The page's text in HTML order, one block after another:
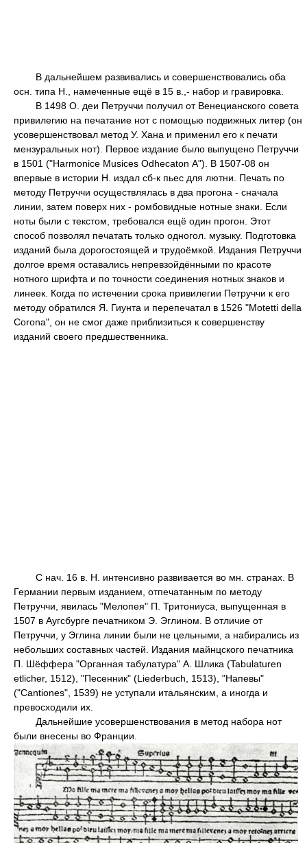
В дальнейшем развивались и совершенствовались оба
осн. типа Н., намеченные ещё в 15 в.,- набор и гравировка.
В 1498 О. деи Петруччи получил от Венецианского совета
привилегию на печатание нот с помощью подвижных литер (он
усовершенствовал метод У. Хана и применил его к печати
мензуральных нот). Первое издание было выпущено Петруччи
в 1501 ("Harmonice Musices Odhecaton А"). В 1507-08 он
впервые в истории Н. издал сб-к пьес для лютни. Печать по
методу Петруччи осуществлялась в два прогона - сначала
линии, затем поверх них - ромбовидные нотные знаки. Если
ноты были с текстом, требовался ещё один прогон. Этот
способ позволял печатать только одногол. музыку. Подготовка
изданий была дорогостоящей и трудоёмкой. Издания Петруччи
долгое время оставались непревзойдёнными по красоте
нотного шрифта и по точности соединения нотных знаков и
линеек. Когда по истечении срока привилегии Петруччи к его
методу обратился Я. Гиунта и перепечатал в 1526 "Motetti della
Corona", он не смог даже приблизиться к совершенству
изданий своего предшественника.
С нач. 16 в. Н. интенсивно развивается во мн. странах. В
Германии первым изданием, отпечатанным по методу
Петруччи, явилась "Мелопея" П. Тритониуса, выпущенная в
1507 в Аугсбурге печатником Э. Эглином. В отличие от
Петруччи, у Эглина линии были не цельными, а набирались из
небольших составных частей. Издания майнцского печатника
П. Шёффера "Органная табулатура" А. Шлика (Tabulaturen
etlicher, 1512), "Песенник" (Liederbuch, 1513), "Напевы"
("Саntiones", 1539) не уступали итальянским, а иногда и
превосходили их.
Дальнейшие усовершенствования в метод набора нот
были внесены во Франции.